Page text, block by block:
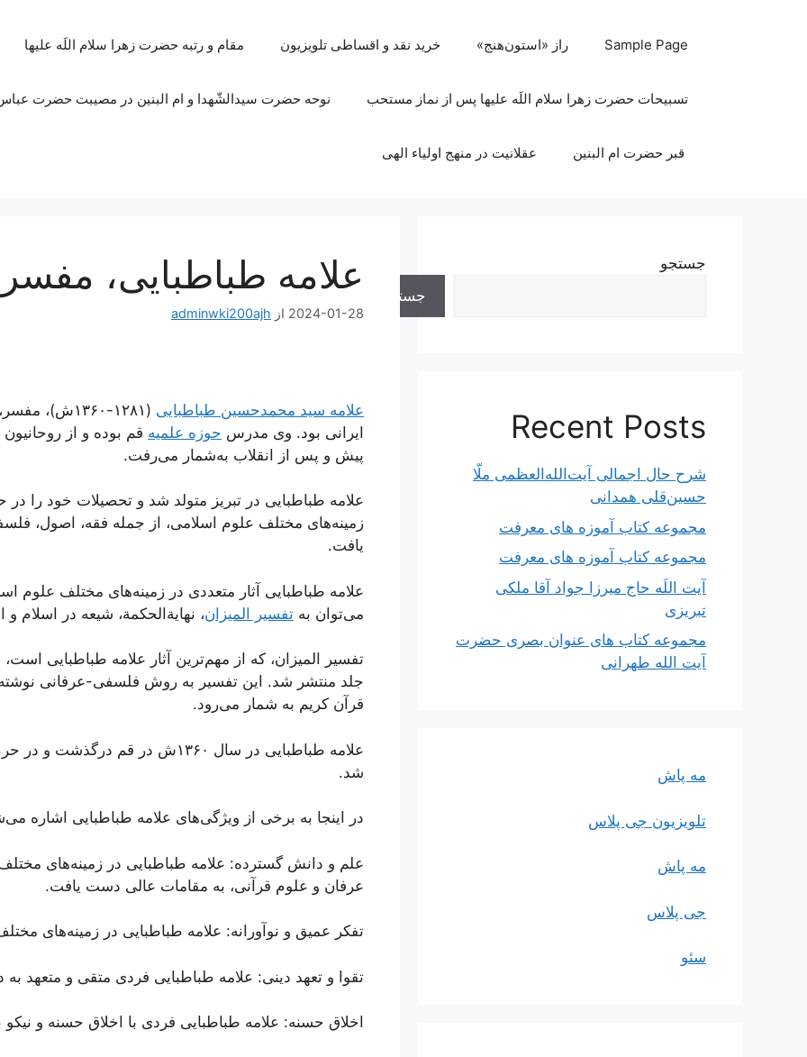
Sample Page راز «استون‌هنج» خرید نقد و اقساطی تلویزیون مقام و رتبه حضرت زهرا سلام اللَه علیها
تسبیحات حضرت زهرا سلام اللَه علیها پس از نماز مستحب نوحه حضرت سیدالشّهدا و ام البنین در مصیبت حضرت عباس
قبر حضرت ام البنین عقلانیت در منهج اولیاء الهی
علامه طباطبایی،
2024-01-28 از adminwki200ajh
علامه سید محمدحسین طباطبایی (۱۲۸۱-۱۳۶۰ش)، مفسر، فیلسوف، اصولی، فقیه،
ایرانی بود. وی مدرس حوزه علمیه قم بوده و از
پیش و پس از انقلاب به‌شمار می‌رفت.
علامه طباطبایی در تبریز متولد شد و تحصیلات خود را
زمینه‌های مختلف علوم اسلامی، از جمله فقه، اصول،
یافت.
علامه طباطبایی آثار متعددی در زمینه‌های مختلف علوم
می‌توان به تفسیر المیزان، نهایةالحکمة، شیعه در
جلد منتشر شد. این تفسیر به روش فلسفی-عرفانی
قرآن کریم به شمار می‌رود.
علامه طباطبایی در سال ۱۳۶۰ش در قم درگذشت و در حرم
شد.
در اینجا به برخی از ویژگی‌های علامه طباطبایی اشاره
علم و دانش گسترده: علامه طباطبایی در زمینه‌های
عرفان و علوم قرآنی، به مقامات عالی دست یافت.
تفکر عمیق و نوآورانه: علامه طباطبایی در زمینه‌های
تقوا و تعهد دینی: علامه طباطبایی فردی متقی و متعهد
اخلاق حسنه: علامه طباطبایی فردی با اخلاق حسنه و نیکو
جستجو
جستجو
Recent Posts
شرح حال اجمالی آیت‌الله‌العظمی ملّا
حسین‌قلی همدانی
مجموعه کتاب آموزه های معرفت
مجموعه کتاب آموزه های معرفت
آیت اللَه حاج میرزا جواد آقا ملکی
تبریزی
مجموعه کتاب های عنوان بصری حضرت
آیت الله طهرانی
مه پاش
تلویزیون جی پلاس
مه پاش
جی پلاس
سئو